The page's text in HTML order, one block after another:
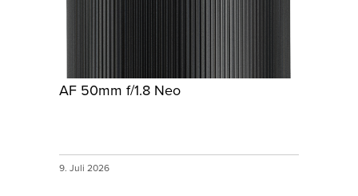
AF 50mm f/1.8 Neo
9. Juli 2026